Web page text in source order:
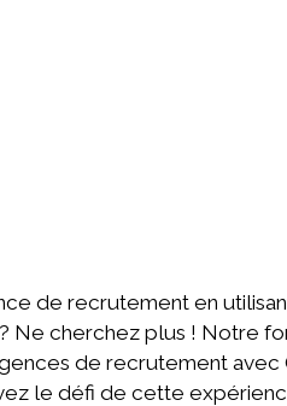
de recrutement en
Ne cherchez plus ! Notre
de recrutement avec
le défi de cette